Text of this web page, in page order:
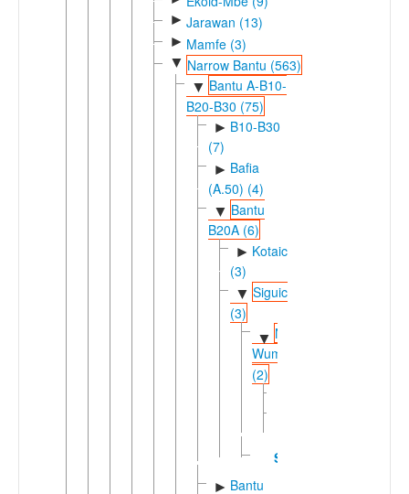
► Jarawan (13)
► Mamfe (3)
▼ Narrow Bantu (563)
▼ Bantu A-B10-
B20-B30 (75)
► B10-B30
(7)
► Bafia
(A.50) (4)
▼ Bantu
B20A (6)
► Kotaic
(3)
▼ Siguic
(3)
▼ Ndasa-
Wumbvu
(2)
Sighu
► Bantu